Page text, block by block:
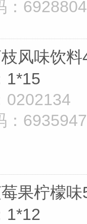
：
风味饮
1*15
0202134
：
果柠檬
1*12